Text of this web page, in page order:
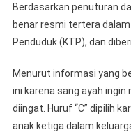
Berdasarkan penuturan
benar resmi tertera
Penduduk (KTP), dan
Menurut informasi yang
ini karena sang ayah
diingat. Huruf “C” dipilih
anak ketiga dalam